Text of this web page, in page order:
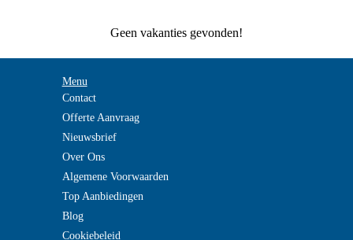
Geen vakanties gevonden!
Menu
Contact
Offerte Aanvraag
Nieuwsbrief
Over Ons
Algemene Voorwaarden
Top Aanbiedingen
Blog
Cookiebeleid